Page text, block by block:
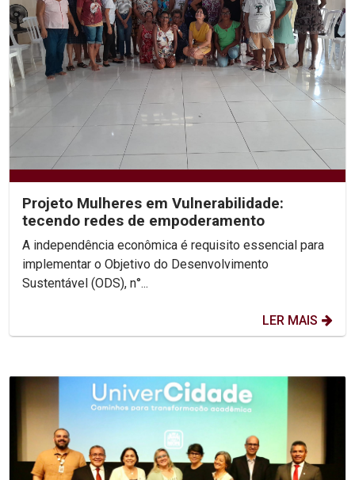
Projeto Mulheres em Vulnerabilidade:
tecendo redes de empoderamento
A independência econômica é requisito essencial para
implementar o Objetivo do Desenvolvimento
Sustentável (ODS), n°...
LER MAIS